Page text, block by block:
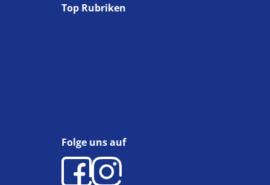
Top Rubriken
Folge uns auf